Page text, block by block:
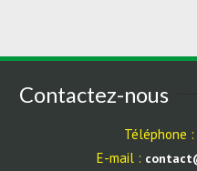
Contactez-nous
Téléphone :
E-mail :